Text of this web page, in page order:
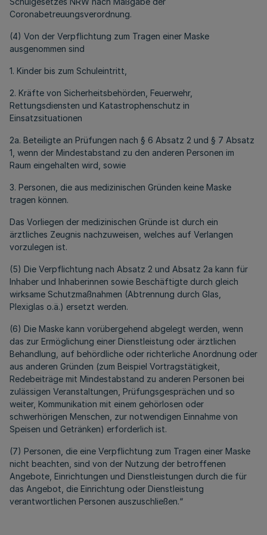
Coronabetreuungsverordnung.
(4) Von der Verpflichtung zum Tragen einer Maske
ausgenommen sind
1. Kinder bis zum Schuleintritt,
2. Kräfte von Sicherheitsbehörden, Feuerwehr,
Rettungsdiensten und Katastrophenschutz in
Einsatzsituationen
2a. Beteiligte an Prüfungen nach § 6 Absatz 2 und § 7 Absatz
1, wenn der Mindestabstand zu den anderen Personen im
Raum eingehalten wird, sowie
3. Personen, die aus medizinischen Gründen keine Maske
tragen können.
Das Vorliegen der medizinischen Gründe ist durch ein
ärztliches Zeugnis nachzuweisen, welches auf Verlangen
vorzulegen ist.
(5) Die Verpflichtung nach Absatz 2 und Absatz 2a kann für
Inhaber und Inhaberinnen sowie Beschäftigte durch gleich
wirksame Schutzmaßnahmen (Abtrennung durch Glas,
Plexiglas o.ä.) ersetzt werden.
(6) Die Maske kann vorübergehend abgelegt werden, wenn
das zur Ermöglichung einer Dienstleistung oder ärztlichen
Behandlung, auf behördliche oder richterliche Anordnung oder
aus anderen Gründen (zum Beispiel Vortragstätigkeit,
Redebeiträge mit Mindestabstand zu anderen Personen bei
zulässigen Veranstaltungen, Prüfungsgesprächen und so
weiter, Kommunikation mit einem gehörlosen oder
schwerhörigen Menschen, zur notwendigen Einnahme von
Speisen und Getränken) erforderlich ist.
(7) Personen, die eine Verpflichtung zum Tragen einer Maske
nicht beachten, sind von der Nutzung der betroffenen
Angebote, Einrichtungen und Dienstleistungen durch die für
das Angebot, die Einrichtung oder Dienstleistung
verantwortlichen Personen auszuschließen.“